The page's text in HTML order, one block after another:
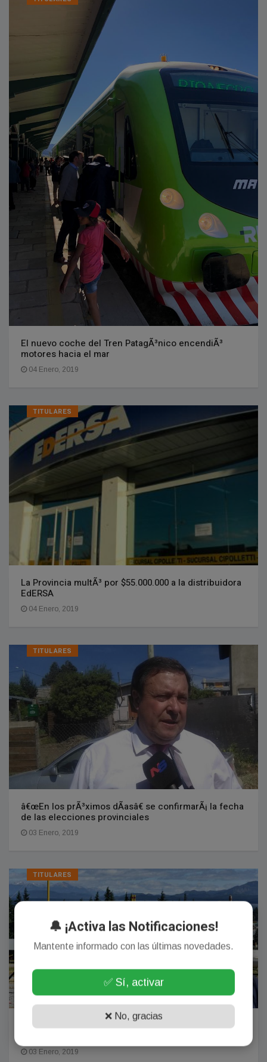
El nuevo coche del Tren PatagÃ³nico encendiÃ³
motores hacia el mar
04 Enero, 2019
TITULARES
La Provincia multÃ³ por $55.000.000 a la distribuidora
EdERSA
04 Enero, 2019
TITULARES
â€œEn los prÃ³ximos dÃ­asâ€ se confirmarÃ¡ la fecha
de las elecciones provinciales
03 Enero, 2019
TITULARES
Macri en un breve acto en Bariloche inaugurÃ³ el
03 Enero, 2019
🔔 ¡Activa las Notificaciones!
Mantente informado con las últimas novedades.
✅ Sí, activar
❌ No, gracias